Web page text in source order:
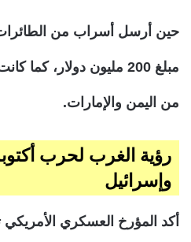
حين أرسل أسراب من
مبلغ 200 مليون دولار،
من اليمن والإمارات.
رؤية الغرب لحرب
وإسرائيل
أكد المؤرخ العسكري